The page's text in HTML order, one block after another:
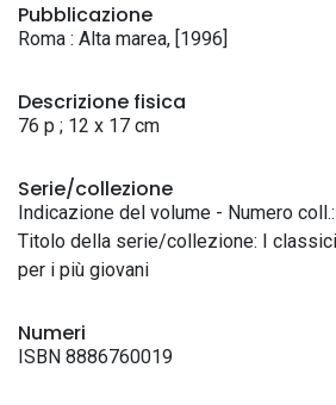
Pubblicazione
Roma : Alta marea, [1996]
Descrizione fisica
76 p ; 12 x 17 cm
Serie/collezione
Indicazione del volume - Numero
Titolo della serie/collezione: I
per i più giovani
Numeri
ISBN 8886760019